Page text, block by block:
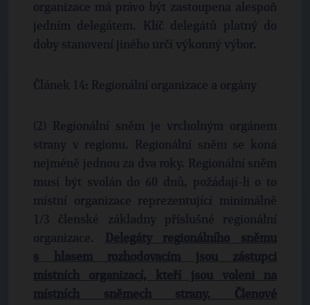
organizace má právo být zastoupena alespoň
jedním delegátem. Klíč delegátů platný do
doby stanovení jiného určí výkonný výbor.
Článek 14: Regionální organizace a orgány
(2) Regionální sněm je vrcholným orgánem
strany v regionu. Regionální sněm se koná
nejméně jednou za dva roky. Regionální sněm
musí být svolán do 60 dnů, požádají-li o to
místní organizace reprezentující minimálně
1/3 členské základny příslušné regionální
organizace.
Delegáty regionálního sněmu
s hlasem rozhodovacím jsou zástupci
místních organizací, kteří jsou voleni na
místních sněmech strany. Členové